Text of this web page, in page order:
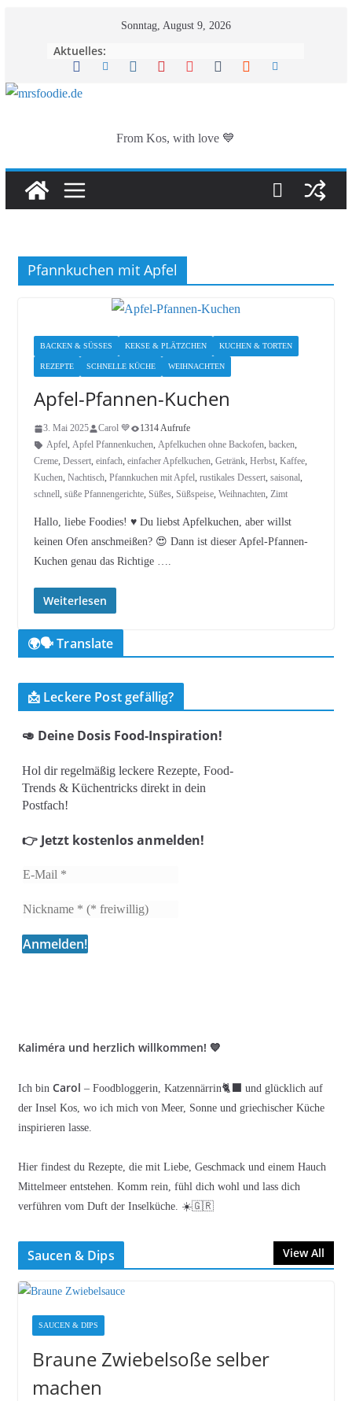
Sonntag, August 9, 2026
Aktuelles:
From Kos, with love 💙
Pfannkuchen mit Apfel
BACKEN & SÜSSES KEKSE & PLÄTZCHEN KUCHEN & TORTEN
REZEPTE SCHNELLE KÜCHE WEIHNACHTEN
Apfel-Pfannen-Kuchen
3. Mai 2025 Carol 💙
1314 Aufrufe
Apfel, Apfel Pfannenkuchen, Apfelkuchen ohne Backofen, backen,
Creme, Dessert, einfach, einfacher Apfelkuchen, Getränk, Herbst, Kaffee,
Kuchen, Nachtisch, Pfannkuchen mit Apfel, rustikales Dessert, saisonal,
schnell, süße Pfannengerichte, Süßes, Süßspeise, Weihnachten, Zimt
Hallo, liebe Foodies! ♥︎ Du liebst Apfelkuchen, aber willst
keinen Ofen anschmeißen? 😍 Dann ist dieser Apfel-Pfannen-
Kuchen genau das Richtige ….
Weiterlesen
🌍🗣️ Translate
📩 Leckere Post gefällig?
🥑 Deine Dosis Food-Inspiration!
Hol dir regelmäßig leckere Rezepte, Food-
Trends & Küchentricks direkt in dein
Postfach!
👉 Jetzt kostenlos anmelden!
Kaliméra und herzlich willkommen! 💙
Ich bin Carol – Foodbloggerin, Katzennärrin🐈‍⬛ und glücklich auf
der Insel Kos, wo ich mich von Meer, Sonne und griechischer Küche
inspirieren lasse.
Hier findest du Rezepte, die mit Liebe, Geschmack und einem Hauch
Mittelmeer entstehen. Komm rein, fühl dich wohl und lass dich
verführen vom Duft der Inselküche. ☀️🇬🇷
Saucen & Dips View All
SAUCEN & DIPS
Braune Zwiebelsoße selber
machen